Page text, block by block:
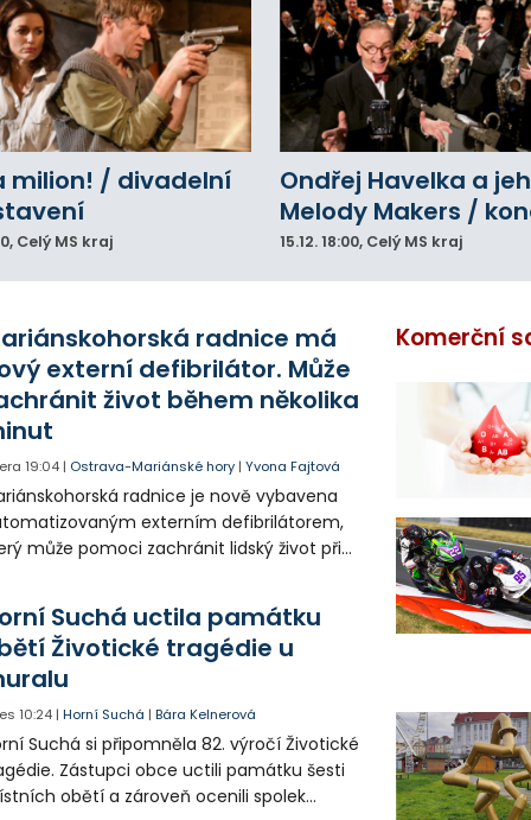
milion! / divadelní
, Celý MS kraj
Ondřej Havelka a
Melody Makers /
15.12.18:00, Celý MS kraj
radnice má
externí defibrilátor. Může
život během několika
19:04 | Ostrava-Mariánské hory |Yvona Fajtová
radnice je nově vybavena
externím defibrilátorem,
může pomoci zachránit lidský život při
pokynům jej zvládne obsloužit i
bez zdravotnického vzdělání.
Suchá uctila památku
Životické tragédie u
10:24 |Horní Suchá |Bára Kelnerová
Suchá si připomněla 82. výročí Životické
Zástupci obce uctili památku šesti
obětí a zároveň ocenili spolek
Komerční